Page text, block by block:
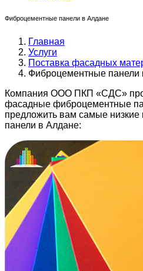
Фиброцементные панели в Алдане
Главная
Услуги
Поставка фасадных
Фиброцементные панели
Компания ООО ПКП «СДС»
фасадные фиброцементные
предложить вам самые
панели в Алдане: